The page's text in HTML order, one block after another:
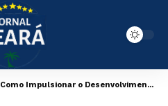
Como Impulsionar o Desenvolvimento Local com Reuniões Estratégicas entre Vereadores e Secretários